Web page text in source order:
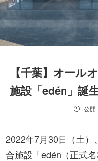
【千葉】オール
施設「edén」誕
公開
2022年7月30日（土）
合施設「edén（正式